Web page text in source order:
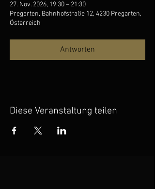
27. Nov. 2026, 19:30 – 21:30
Pregarten, Bahnhofstraße 12, 4230 Pregarten,
Österreich
Antworten
Diese Veranstaltung teilen